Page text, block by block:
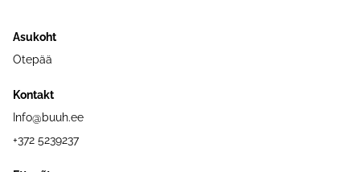
Asukoht
Otepää
Kontakt
Info@buuh.ee
+372 5239237